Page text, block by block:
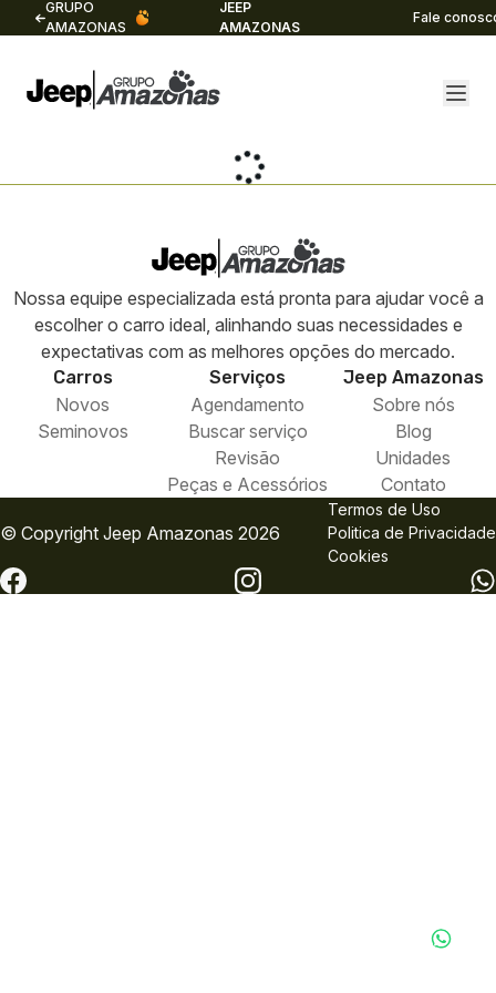
GRUPO
AMAZONAS
JEEP
AMAZONAS
Fale
Nossa equipe especializada está pronta para ajudar você a
escolher o carro ideal, alinhando suas necessidades e
expectativas com as melhores opções do mercado.
Carros
Novos
Seminovos
Serviços
Agendamento
Buscar serviço
Revisão
Peças e Acessórios
Jeep Amazonas
Sobre nós
Blog
Unidades
Contato
© Copyright Jeep Amazonas 2026
Termos de Uso
Politica de Privacidade
Cookies